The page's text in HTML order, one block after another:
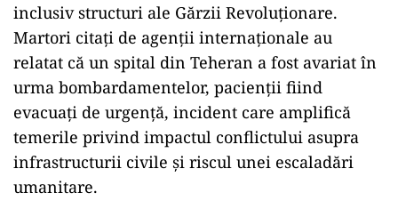
inclusiv structuri ale Gărzii Revoluționare.
Martori citați de agenții internaționale au
relatat că un spital din Teheran a fost avariat în
urma bombardamentelor, pacienții fiind
evacuați de urgență, incident care amplifică
temerile privind impactul conflictului asupra
infrastructurii civile și riscul unei escaladări
umanitare.